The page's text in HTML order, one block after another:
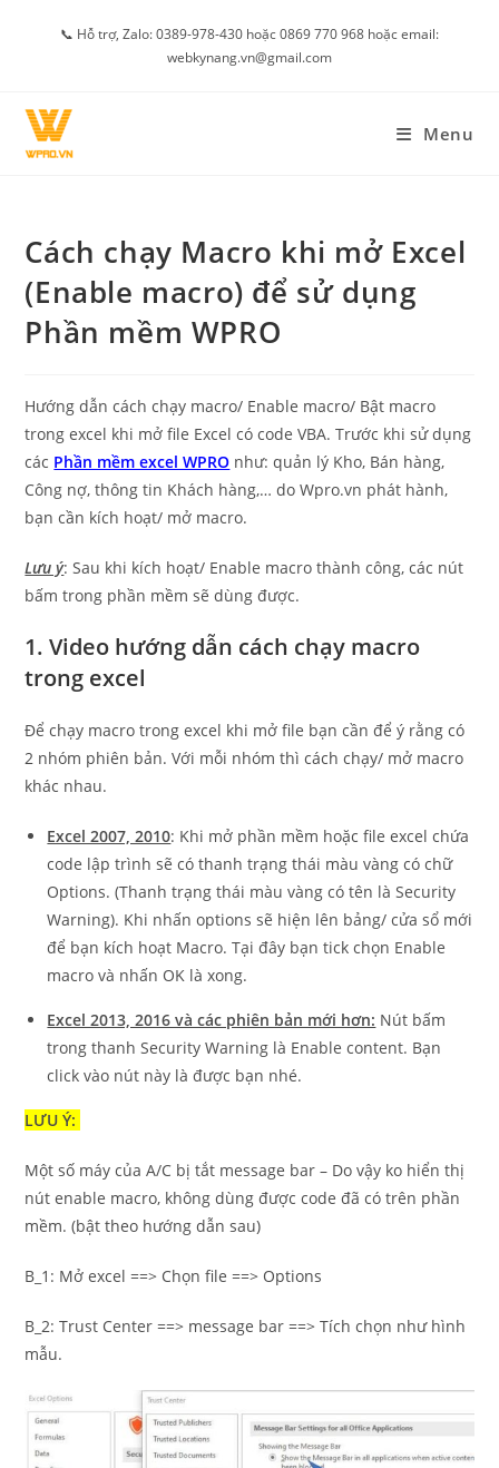
📞 Hỗ trợ, Zalo: 0389-978-430 hoặc 0869 770 968 hoặc email:
webkynang.vn@gmail.com
Menu
Cách chạy Macro khi mở Excel
(Enable macro) để sử dụng
Phần mềm WPRO
Hướng dẫn cách chạy macro/ Enable macro/ Bật macro
trong excel khi mở file Excel có code VBA. Trước khi sử dụng
các Phần mềm excel WPRO như: quản lý Kho, Bán hàng,
Công nợ, thông tin Khách hàng,… do Wpro.vn phát hành,
bạn cần kích hoạt/ mở macro.
Lưu ý: Sau khi kích hoạt/ Enable macro thành công, các nút
bấm trong phần mềm sẽ dùng được.
1. Video hướng dẫn cách chạy macro
trong excel
Để chạy macro trong excel khi mở file bạn cần để ý rằng có
2 nhóm phiên bản. Với mỗi nhóm thì cách chạy/ mở macro
khác nhau.
Excel 2007, 2010: Khi mở phần mềm hoặc file excel chứa
code lập trình sẽ có thanh trạng thái màu vàng có chữ
Options. (Thanh trạng thái màu vàng có tên là Security
Warning). Khi nhấn options sẽ hiện lên bảng/ cửa sổ mới
để bạn kích hoạt Macro. Tại đây bạn tick chọn Enable
macro và nhấn OK là xong.
Excel 2013, 2016 và các phiên bản mới hơn: Nút bấm
trong thanh Security Warning là Enable content. Bạn
click vào nút này là được bạn nhé.
LƯU Ý:
Một số máy của A/C bị tắt message bar – Do vậy ko hiển thị
nút enable macro, không dùng được code đã có trên phần
mềm. (bật theo hướng dẫn sau)
B_1: Mở excel ==> Chọn file ==> Options
B_2: Trust Center ==> message bar ==> Tích chọn như hình
mẫu.